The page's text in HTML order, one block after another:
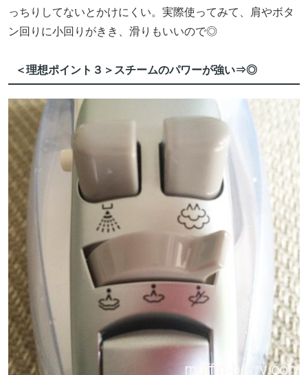
っちりしてないとかけにくい。実際使ってみて、肩やボタ
ン回りに小回りがきき、滑りもいいので◎
＜理想ポイント３＞スチームのパワーが強い⇒◎